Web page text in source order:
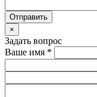
Отправить
×
Задать вопрос
Ваше имя *